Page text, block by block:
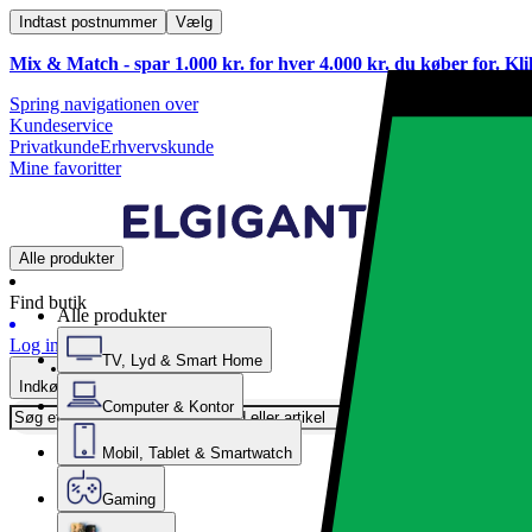
Indtast postnummer Vælg
Mix & Match - spar 1.000 kr. for hver 4.000 kr. du køber for.
Spring navigationen over
Kundeservice
PrivatkundeErhvervskunde
Mine favoritter
Alle produkter
Find butik
Log ind
Indkøbskurv
Alle produkter
TV, Lyd & Smart Home
Computer & Kontor
Mobil, Tablet & Smartwatch
Gaming